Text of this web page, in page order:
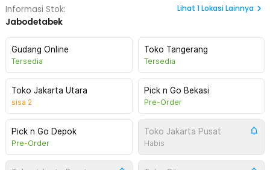
Informasi Stok:
Jabodetabek
Lihat 1Lokasi Lainnya
Gudang Online
Tersedia
Toko Tangerang
Tersedia
Toko Jakarta Utara
sisa 2
Pick n Go Bekasi
Pre-Order
Pick n Go Depok
Pre-Order
Toko Jakarta Pusat
Habis